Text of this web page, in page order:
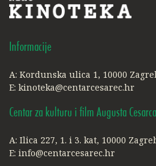
Informacije
A: Kordunska ulica 1, 10000
E: kinoteka@centarcesarec.hr
Centar za kulturu i film Augusta Cesarca
A: Ilica 227, 1. i 3. kat, 10000
E: info@centarcesarec.hr